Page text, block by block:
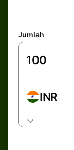
Jumlah
INR